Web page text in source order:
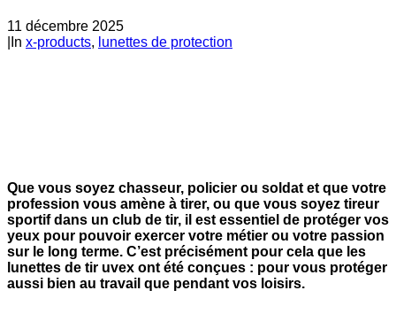
11 décembre 2025
In x-products, lunettes de protection
Que vous soyez chasseur, policier ou soldat et que votre
profession vous amène à tirer, ou que vous soyez tireur
sportif dans un club de tir, il est essentiel de protéger vos
yeux pour pouvoir exercer votre métier ou votre passion
sur le long terme. C’est précisément pour cela que les
lunettes de tir uvex ont été conçues : pour vous protéger
aussi bien au travail que pendant vos loisirs.